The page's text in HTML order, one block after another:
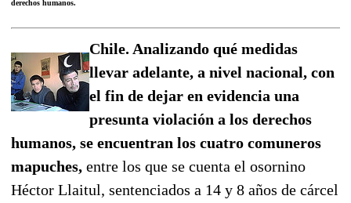
derechos humanos.
Chile. Analizando qué medidas
llevar adelante, a nivel nacional, con
el fin de dejar en evidencia una
presunta violación a los derechos
humanos, se encuentran los cuatro comuneros
mapuches, entre los que se cuenta el osornino
Héctor Llaitul, sentenciados a 14 y 8 años de cárcel